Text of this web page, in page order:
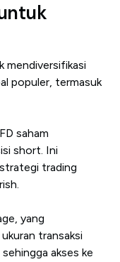
mendiversifikasi
populer, termasuk
saham
short. Ini
trading
yang
transaksi
akses ke